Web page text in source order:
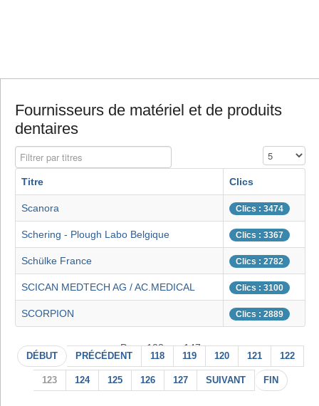
Fournisseurs de matériel et de produits
dentaires
Filtrer par titres Affichage #
Titre Clics
Scanora Clics : 3474
Schering - Plough Labo Belgique Clics : 3367
Schülke France Clics : 2782
SCICAN MEDTECH AG / AC.MEDICAL Clics : 3100
SCORPION Clics : 2889
Page 123 sur 147
DÉBUT PRÉCÉDENT 118 119 120 121 122
123 124 125 126 127 SUIVANT FIN